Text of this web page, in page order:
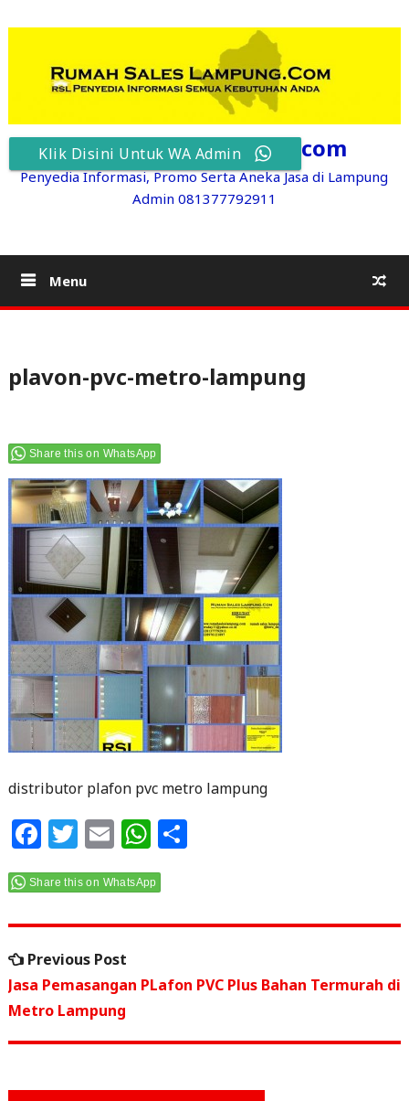
content
RumahSalesLampung.com
Penyedia Informasi, Promo Serta Aneka Jasa di Lampung
Admin 081377792911
Menu
plavon-pvc-metro-lampung
Share this on WhatsApp
distributor plafon pvc metro lampung
F
a
c
e
b
o
o
k
T
w
itt
e
r
E
m
ai
l
W
h
at
s
p
S
e
Share this on WhatsApp
Navigasi
pos
Previous PostPrevious
post:
Jasa Pemasangan PLafon PVC Plus Bahan Termurah di
Metro Lampung
Klik Disini Untuk WA Admin